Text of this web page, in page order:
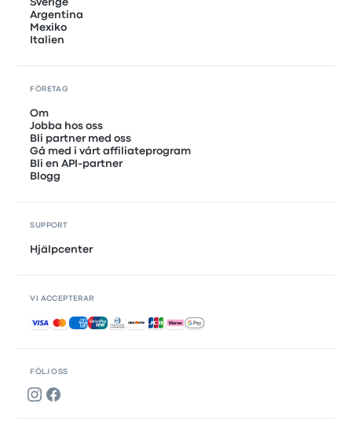
FÖLJ OSS
Sverige
Argentina
Mexiko
Italien
FÖRETAG
Om
Jobba hos oss
Bli partner med oss
Gå med i vårt affiliateprogram
Bli en API-partner
Blogg
SUPPORT
Hjälpcenter
VI ACCEPTERAR
Accepterade betalningar